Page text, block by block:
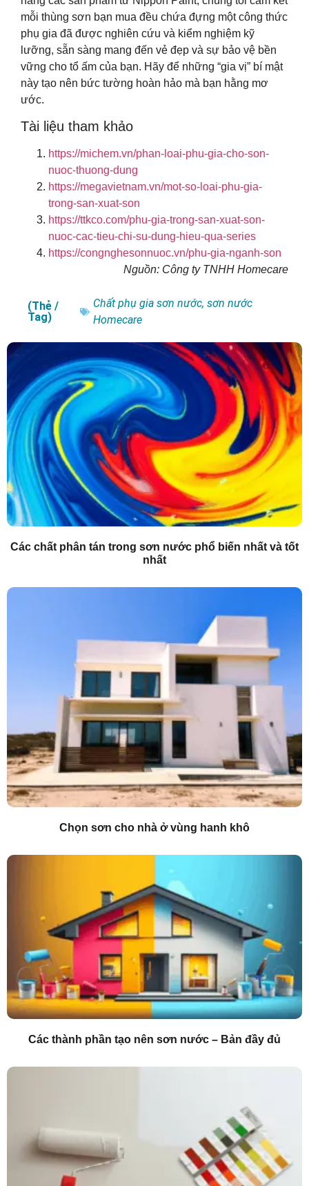
mỗi thùng sơn bạn mua đều chứa đựng một công thức
phụ gia đã được nghiên cứu và kiểm nghiệm kỹ
lưỡng, sẵn sàng mang đến vẻ đẹp và sự bảo vệ bền
vững cho tổ ấm của bạn. Hãy để những “gia vị” bí mật
này tạo nên bức tường hoàn hảo mà bạn hằng mơ
ước.
Tài liệu tham khảo
https://michem.vn/phan-loai-phu-gia-cho-son-
nuoc-thuong-dung
https://megavietnam.vn/mot-so-loai-phu-gia-
trong-san-xuat-son
https://ttkco.com/phu-gia-trong-san-xuat-son-
nuoc-cac-tieu-chi-su-dung-hieu-qua-series
https://congnghesonnuoc.vn/phu-gia-nganh-son
Nguồn: Công ty TNHH Homecare
(Thẻ /
Tag)
Chất phụ gia sơn nước, sơn nước
Homecare
Các chất phân tán trong sơn nước phổ biến nhất và tốt
nhất
Chọn sơn cho nhà ở vùng hanh khô
Các thành phần tạo nên sơn nước – Bản đầy đủ